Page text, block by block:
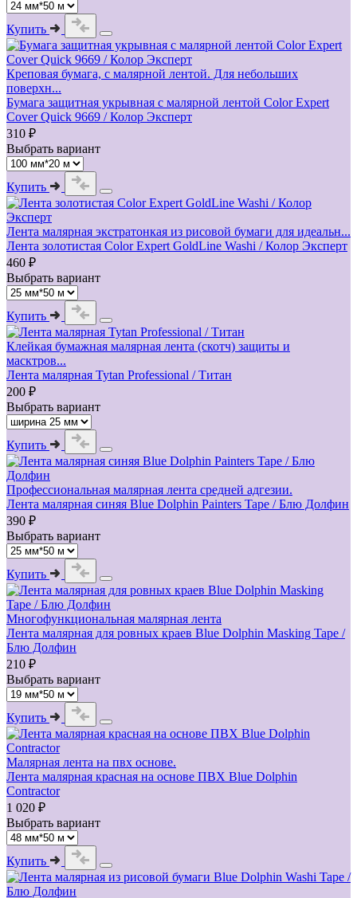
Купить
Креповая бумага, с малярной лентой. Для небольших
поверхн...
Бумага защитная укрывная с малярной лентой Color Expert
Cover Quick 9669 / Колор Эксперт
310 ₽
Выбрать вариант
Купить
Лента малярная экстратонкая из рисовой бумаги для идеальн...
Лента золотистая Color Expert GoldLine Washi / Колор Эксперт
460 ₽
Выбрать вариант
Купить
Клейкая бумажная малярная лента (скотч) защиты и
масктров...
Лента малярная Tytan Professional / Титан
200 ₽
Выбрать вариант
Купить
Профессиональная малярная лента средней адгезии.
Лента малярная синяя Blue Dolphin Painters Tape / Блю Долфин
390 ₽
Выбрать вариант
Купить
Многофункциональная малярная лента
Лента малярная для ровных краев Blue Dolphin Masking Tape /
Блю Долфин
210 ₽
Выбрать вариант
Купить
Малярная лента на пвх основе.
Лента малярная красная на основе ПВХ Blue Dolphin
Contractor
1 020 ₽
Выбрать вариант
Купить